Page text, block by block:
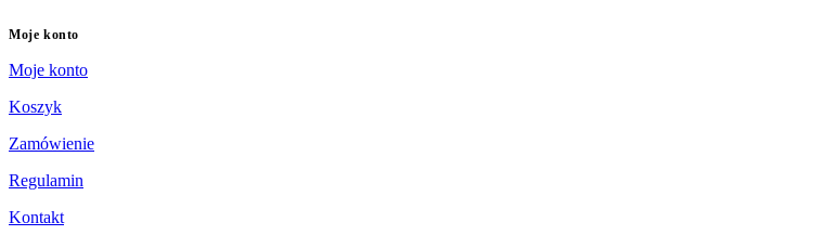
Moje konto
Moje konto
Koszyk
Zamówienie
Regulamin
Kontakt